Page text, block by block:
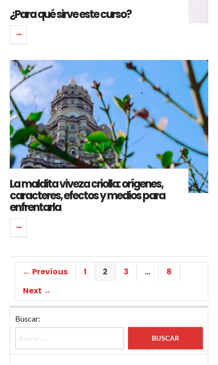
¿Para qué sirve este curso?
La maldita viveza criolla: orígenes,
caracteres, efectos y medios para
enfrentarla
← Previous 1 2 3 …
8
Next →
Buscar: